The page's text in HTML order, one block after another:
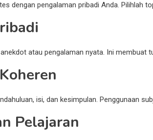
dengan pengalaman pribadi Anda. Pilihlah
atau pengalaman nyata. Ini membuat
isi, dan kesimpulan. Penggunaan
Pelajaran